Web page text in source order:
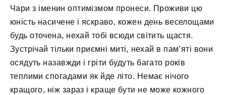
Чари з іменин оптимізмом пронеси. Проживи цю
юність насичене і яскраво, кожен день веселощами
будь оточена, нехай тобі всюди світить щастя.
Зустрічай тільки приємні миті, нехай в пам’яті вони
осядуть назавжди і гріти будуть багато років
теплими спогадами як йде літо. Немає нічого
кращого, ніж зараз і краще бути не може кожного